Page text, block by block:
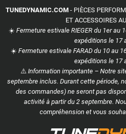
TUNEDYNAMIC.COM- PIÈCES
ET ACCESSOIRES
☀️ Fermeture estivale RIEGER du 1er au
expéditions le 17
☀️ Fermeture estivale FARAD du 10 au
expéditions le 17
⚠️Information importante – Notre
septembre inclus. Durant cette période,
des commandes) ne seront pas
activité à partir du 2 septembre.
compréhension et vous